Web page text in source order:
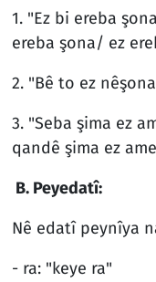
1. "Ez bi ereba
ereba şona/ ez
2. "Bê to ez
3. "Seba şima ez
qandê şima ez
B. Peyedatî:
Nê edatî peynîya
- ra: "keye ra"